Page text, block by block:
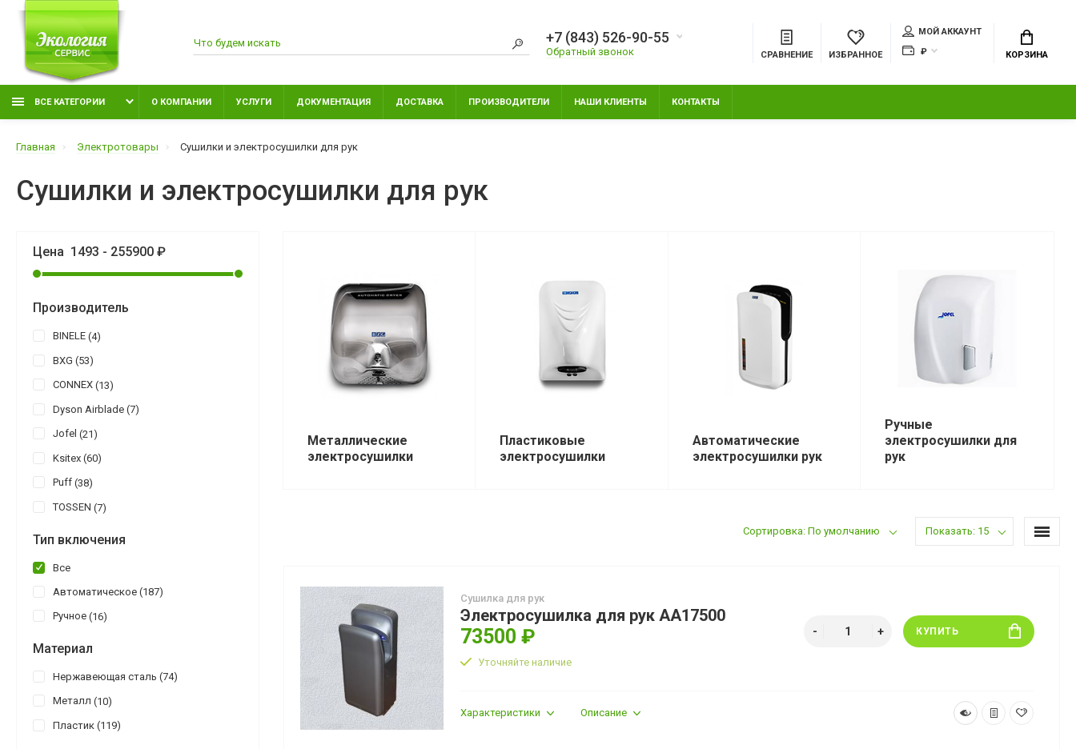
+7 (843) 526-90-55
Обратный звонок СРАВНЕНИЕ ИЗБРАННОЕ
МОЙ АККАУНТ
₽
КОРЗИНА
ВСЕ КАТЕГОРИИ О КОМПАНИИ УСЛУГИ ДОКУМЕНТАЦИЯ ДОСТАВКА ПРОИЗВОДИТЕЛИ НАШИ КЛИЕНТЫ КОНТАКТЫ
Главная Электротовары Сушилки и электросушилки для рук
Сушилки и электросушилки для рук
Цена 1493 - 255900 ₽
Производитель
BINELE 4
BXG 53
CONNEX 13
Dyson Airblade 7
Jofel
21
Ksitex 60
Puff 38
TOSSEN 7
Тип включения
Все
Автоматическое 187
Ручное 16
Материал
Нержавеющая сталь 74
Металл 10
Пластик 119
Металлические
электросушилки
Пластиковые
электросушилки
Автоматические
электросушилки рук
Ручные
электросушилки для
рук
Сортировка: По умолчанию Показать: 15
Сушилка для рук
Электросушилка для рук AA17500
73500 ₽
Уточняйте наличие
КУПИТЬ
Характеристики Описание